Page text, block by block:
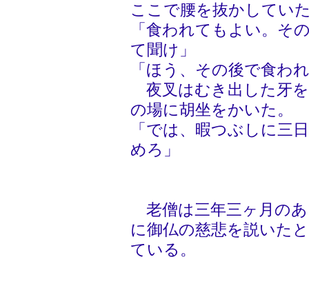
ここで腰を抜かしてい
「食われてもよい。そ
て聞け」
「ほう、その後で食わ
夜叉はむき出した牙
の場に胡坐をかいた。
「では、暇つぶしに三
めろ」
老僧は三年三ヶ月の
に御仏の慈悲を説いた
ている。